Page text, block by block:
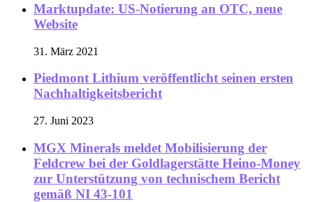
Marktupdate: US-Notierung an OTC, neue
Website
31. März 2021
Piedmont Lithium veröffentlicht seinen ersten
Nachhaltigkeitsbericht
27. Juni 2023
MGX Minerals meldet Mobilisierung der
Feldcrew bei der Goldlagerstätte Heino-Money
zur Unterstützung von technischem Bericht
gemäß NI 43-101